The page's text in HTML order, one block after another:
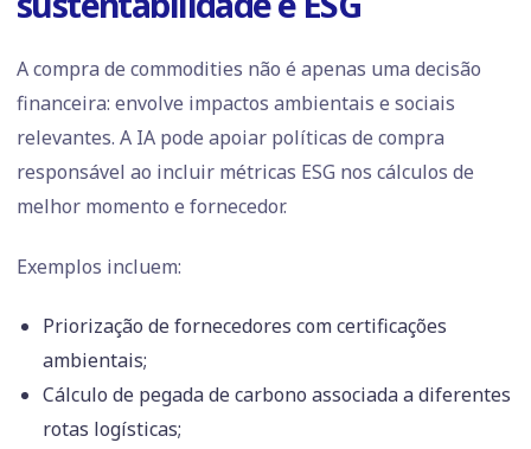
A compra de commodities não é apenas uma decisão
financeira: envolve impactos ambientais e sociais
relevantes. A IA pode apoiar políticas de compra
responsável ao incluir métricas ESG nos cálculos de
melhor momento e fornecedor.
Exemplos incluem:
Priorização de fornecedores com certificações
ambientais;
Cálculo de pegada de carbono associada a diferentes
rotas logísticas;